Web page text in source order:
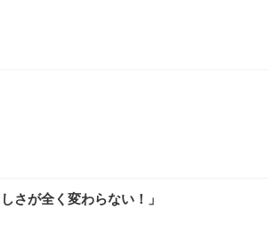
さが全く変わらない！」